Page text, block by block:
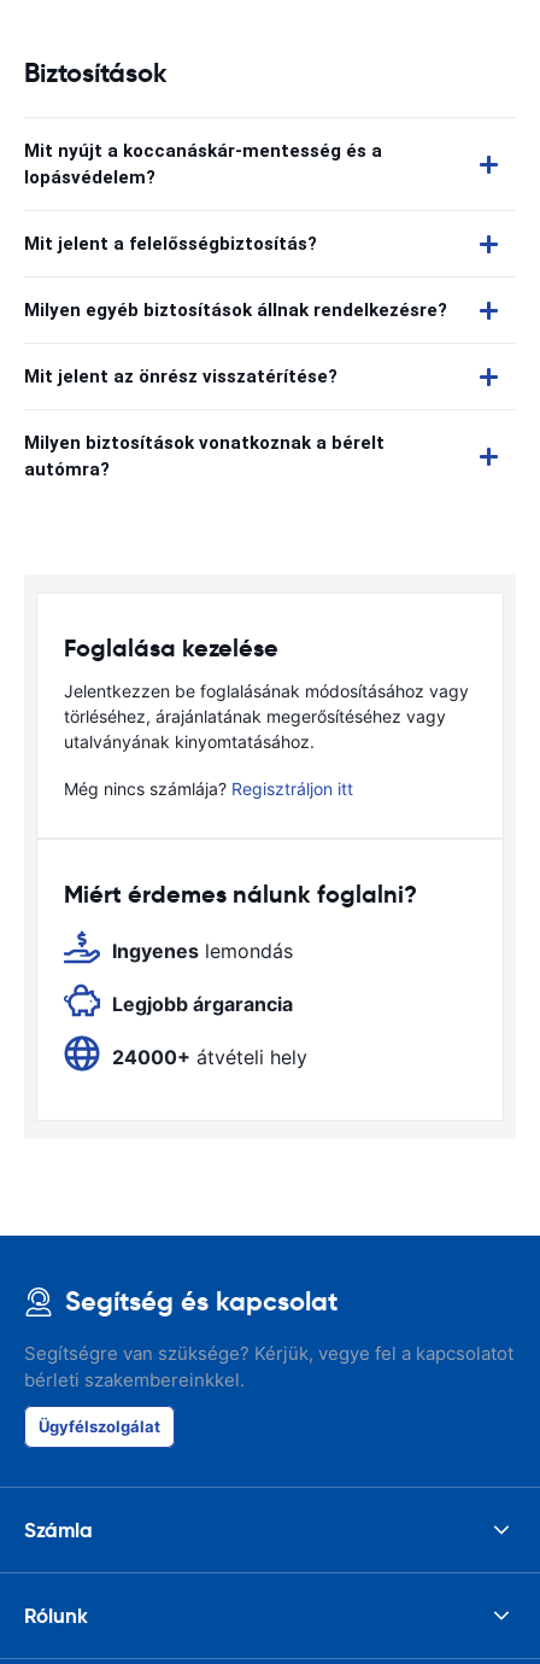
Biztosítások
Mit nyújt a koccanáskár-mentesség és a
lopásvédelem?
Mit jelent a felelősségbiztosítás?
Milyen egyéb biztosítások állnak rendelkezésre?
Mit jelent az önrész visszatérítése?
Milyen biztosítások vonatkoznak a bérelt
autómra?
Foglalása kezelése
Jelentkezzen be foglalásának módosításához vagy
törléséhez, árajánlatának megerősítéséhez vagy
utalványának kinyomtatásához.
Még nincs számlája? Regisztráljon itt
Miért érdemes nálunk foglalni?
Ingyenes lemondás
Legjobb árgarancia
24000+ átvételi hely
Segítség és kapcsolat
Segítségre van szüksége? Kérjük, vegye fel a kapcsolatot
bérleti szakembereinkkel.
Ügyfélszolgálat
Számla
Rólunk